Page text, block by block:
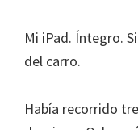
Mi iPad. Íntegro.
del carro.
Había recorrido